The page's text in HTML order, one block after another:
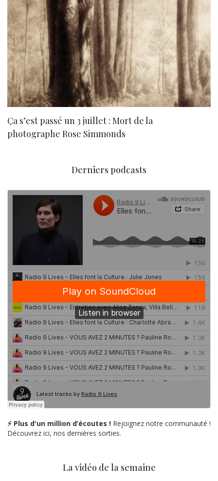
Ça s’est passé un 3 juillet : Mort de la
photographe Rose Simmonds
Derniers podcasts
⚡ Plus d'un million d’écoutes ! Rejoignez notre communauté !
Découvrez ici, nos dernières sorties.
La vidéo de la semaine